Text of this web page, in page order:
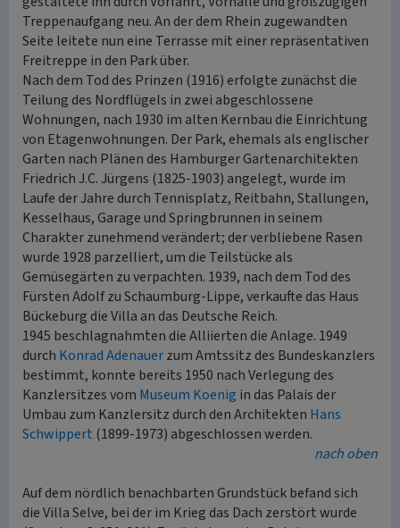
Treppenaufgang neu. An der dem Rhein zugewandten
Seite leitete nun eine Terrasse mit einer repräsentativen
Freitreppe in den Park über.
Nach dem Tod des Prinzen (1916) erfolgte zunächst die
Teilung des Nordflügels in zwei abgeschlossene
Wohnungen, nach 1930 im alten Kernbau die Einrichtung
von Etagenwohnungen. Der Park, ehemals als englischer
Garten nach Plänen des Hamburger Gartenarchitekten
Friedrich J.C. Jürgens (1825-1903) angelegt, wurde im
Laufe der Jahre durch Tennisplatz, Reitbahn, Stallungen,
Kesselhaus, Garage und Springbrunnen in seinem
Charakter zunehmend verändert; der verbliebene Rasen
wurde 1928 parzelliert, um die Teilstücke als
Gemüsegärten zu verpachten. 1939, nach dem Tod des
Fürsten Adolf zu Schaumburg-Lippe, verkaufte das Haus
Bückeburg die Villa an das Deutsche Reich.
1945 beschlagnahmten die Alliierten die Anlage. 1949
durch Konrad Adenauerzum Amtssitz des Bundeskanzlers
bestimmt, konnte bereits 1950 nach Verlegung des
Kanzlersitzes vom Museum Koenig in das Palais der
Umbau zum Kanzlersitz durch den Architekten Hans
Schwippert (1899-1973) abgeschlossen werden.
nach oben
Auf dem nördlich benachbarten Grundstück befand sich
die Villa Selve, bei der im Krieg das Dach zerstört wurde